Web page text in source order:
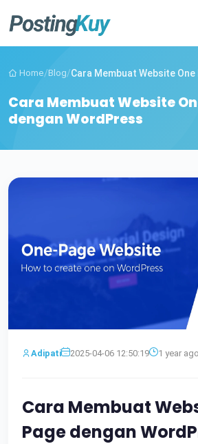
Home/Blog/Cara Membuat Website One
Cara Membuat Website
dengan WordPress
Adipati 2025-04-06 12:50:19 1 year ago
Cara Membuat
Page dengan